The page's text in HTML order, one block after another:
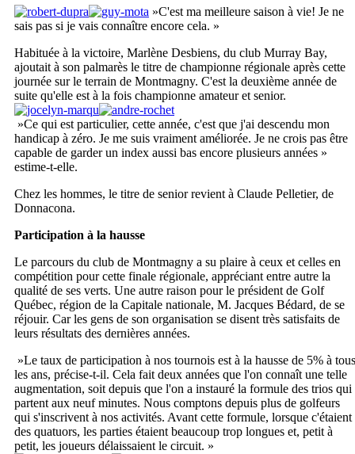
»C'est ma meilleure saison à vie! Je ne
sais pas si je vais connaître encore cela. »
Habituée à la victoire, Marlène Desbiens, du club Murray Bay,
ajoutait à son palmarès le titre de championne régionale après cette
journée sur le terrain de Montmagny. C'est la deuxième année de
suite qu'elle est à la fois championne amateur et senior.
»Ce qui est particulier, cette année, c'est que j'ai descendu mon
handicap à zéro. Je me suis vraiment améliorée. Je ne crois pas être
capable de garder un index aussi bas encore plusieurs années »
estime-t-elle.
Chez les hommes, le titre de senior revient à Claude Pelletier, de
Donnacona.
Participation à la hausse
Le parcours du club de Montmagny a su plaire à ceux et celles en
compétition pour cette finale régionale, appréciant entre autre la
qualité de ses verts. Une autre raison pour le président de Golf
Québec, région de la Capitale nationale, M. Jacques Bédard, de se
réjouir. Car les gens de son organisation se disent très satisfaits de
leurs résultats des dernières années.
»Le taux de participation à nos tournois est à la hausse de 5% à tous
les ans, précise-t-il. Cela fait deux années que l'on connaît une telle
augmentation, soit depuis que l'on a instauré la formule des trios qui
partent aux neuf minutes. Nous comptons depuis plus de golfeurs
qui s'inscrivent à nos activités. Avant cette formule, lorsque c'étaient
des quatuors, les parties étaient beaucoup trop longues et, petit à
petit, les joueurs délaissaient le circuit. »